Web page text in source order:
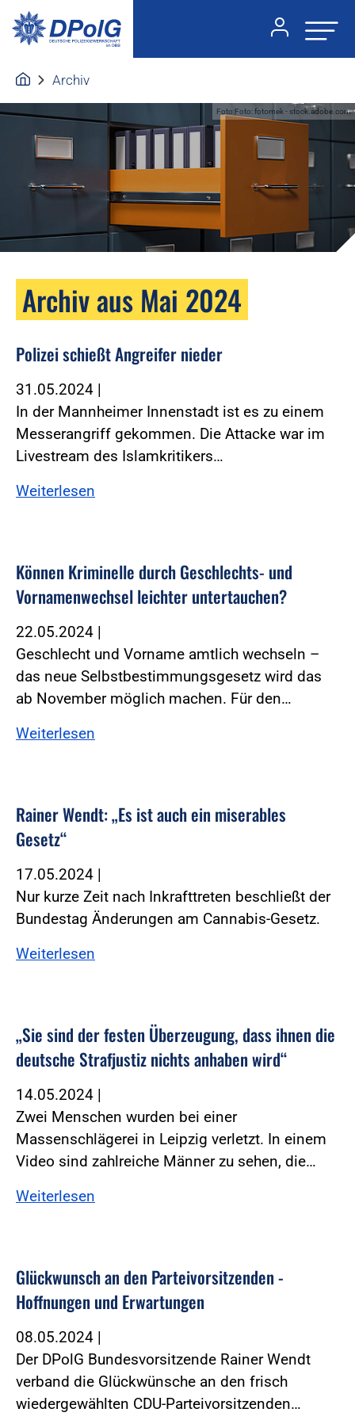
Archiv
Foto:Foto: fotomek - stock.adobe.com
Archiv aus Mai 2024
Polizei schießt Angreifer nieder
31.05.2024 |
In der Mannheimer Innenstadt ist es zu einem
Messerangriff gekommen. Die Attacke war im
Livestream des Islamkritikers…
Weiterlesen
Können Kriminelle durch Geschlechts- und
Vornamenwechsel leichter untertauchen?
22.05.2024 |
Geschlecht und Vorname amtlich wechseln –
das neue Selbstbestimmungsgesetz wird das
ab November möglich machen. Für den…
Weiterlesen
Rainer Wendt: „Es ist auch ein miserables
Gesetz“
17.05.2024 |
Nur kurze Zeit nach Inkrafttreten beschließt der
Bundestag Änderungen am Cannabis-Gesetz.
Weiterlesen
„Sie sind der festen Überzeugung, dass ihnen die
deutsche Strafjustiz nichts anhaben wird“
14.05.2024 |
Zwei Menschen wurden bei einer
Massenschlägerei in Leipzig verletzt. In einem
Video sind zahlreiche Männer zu sehen, die…
Weiterlesen
Glückwunsch an den Parteivorsitzenden -
Hoffnungen und Erwartungen
08.05.2024 |
Der DPolG Bundesvorsitzende Rainer Wendt
verband die Glückwünsche an den frisch
wiedergewählten CDU-Parteivorsitzenden…